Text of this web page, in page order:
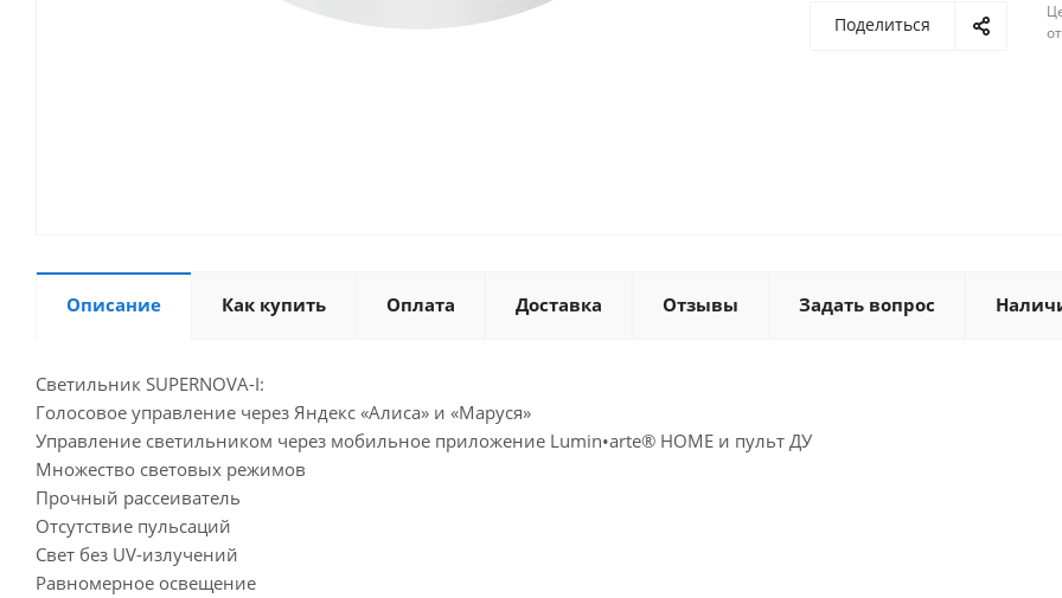
Поделиться
Описание Как купить Оплата Доставка Отзывы Задать вопрос
Светильник SUPERNOVA-I:
Голосовое управление через Яндекс «Алиса» и «Маруся»
Управление светильником через мобильное приложение Lumin•arte® HOME и пульт ДУ
Множество световых режимов
Прочный рассеиватель
Отсутствие пульсаций
Свет без UV-излучений
Равномерное освещение